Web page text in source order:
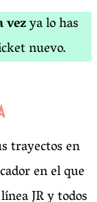
vezya lo has
nuevo.
trayectos en
en el que